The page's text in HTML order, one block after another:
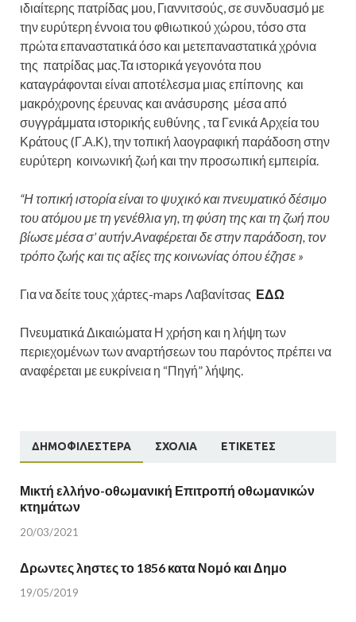
ιδιαίτερης πατρίδας μου, Γιαννιτσούς, σε συνδυασμό με
την ευρύτερη έννοια του φθιωτικού χώρου, τόσο στα
πρώτα επαναστατικά όσο και μετεπαναστατικά χρόνια
της πατρίδας μας.Τα ιστορικά γεγονότα που
καταγράφονται είναι αποτέλεσμα μιας επίπονης και
μακρόχρονης έρευνας και ανάσυρσης μέσα από
συγγράμματα ιστορικής ευθύνης , τα Γενικά Αρχεία του
Κράτους (Γ.Α.Κ), την τοπική λαογραφική παράδοση στην
ευρύτερη κοινωνική ζωή και την προσωπική εμπειρία.
“Η τοπική ιστορία είναι το ψυχικό και πνευματικό δέσιμο
του ατόμου με τη γενέθλια γη, τη φύση της και τη ζωή που
βίωσε μέσα σ’ αυτήν.Αναφέρεται δε στην παράδοση, τον
τρόπο ζωής και τις αξίες της κοινωνίας όπου έζησε »
Για να δείτε τους χάρτες-maps Λαβανίτσας ΕΔΩ
Πνευματικά Δικαιώματα Η χρήση και η λήψη των
περιεχομένων των αναρτήσεων του παρόντος πρέπει να
αναφέρεται με ευκρίνεια η “Πηγή” λήψης.
ΔΗΜΟΦΙΛΈΣΤΕΡΑ ΣΧΌΛΙΑ ΕΤΙΚΈΤΕΣ
Μικτή ελλήνο-οθωμανική Επιτροπή οθωμανικών
κτημάτων
20/03/2021
Δρωντες ληστες το 1856 κατα Νομό και Δημο
19/05/2019